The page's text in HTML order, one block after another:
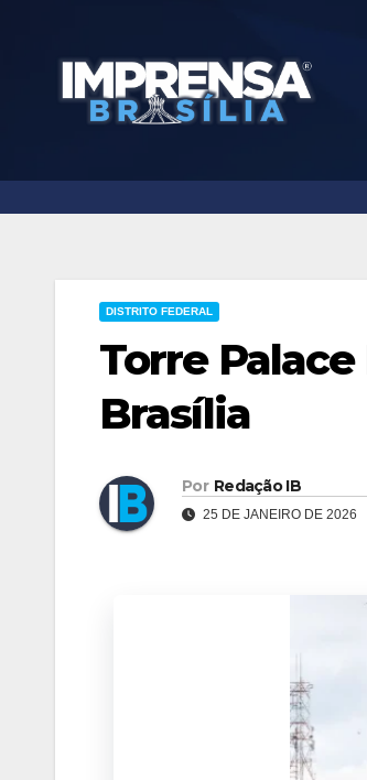
DISTRITO FEDERAL
Torre
Brasília
Por Redação IB
25 DE JANEIRO DE 2026